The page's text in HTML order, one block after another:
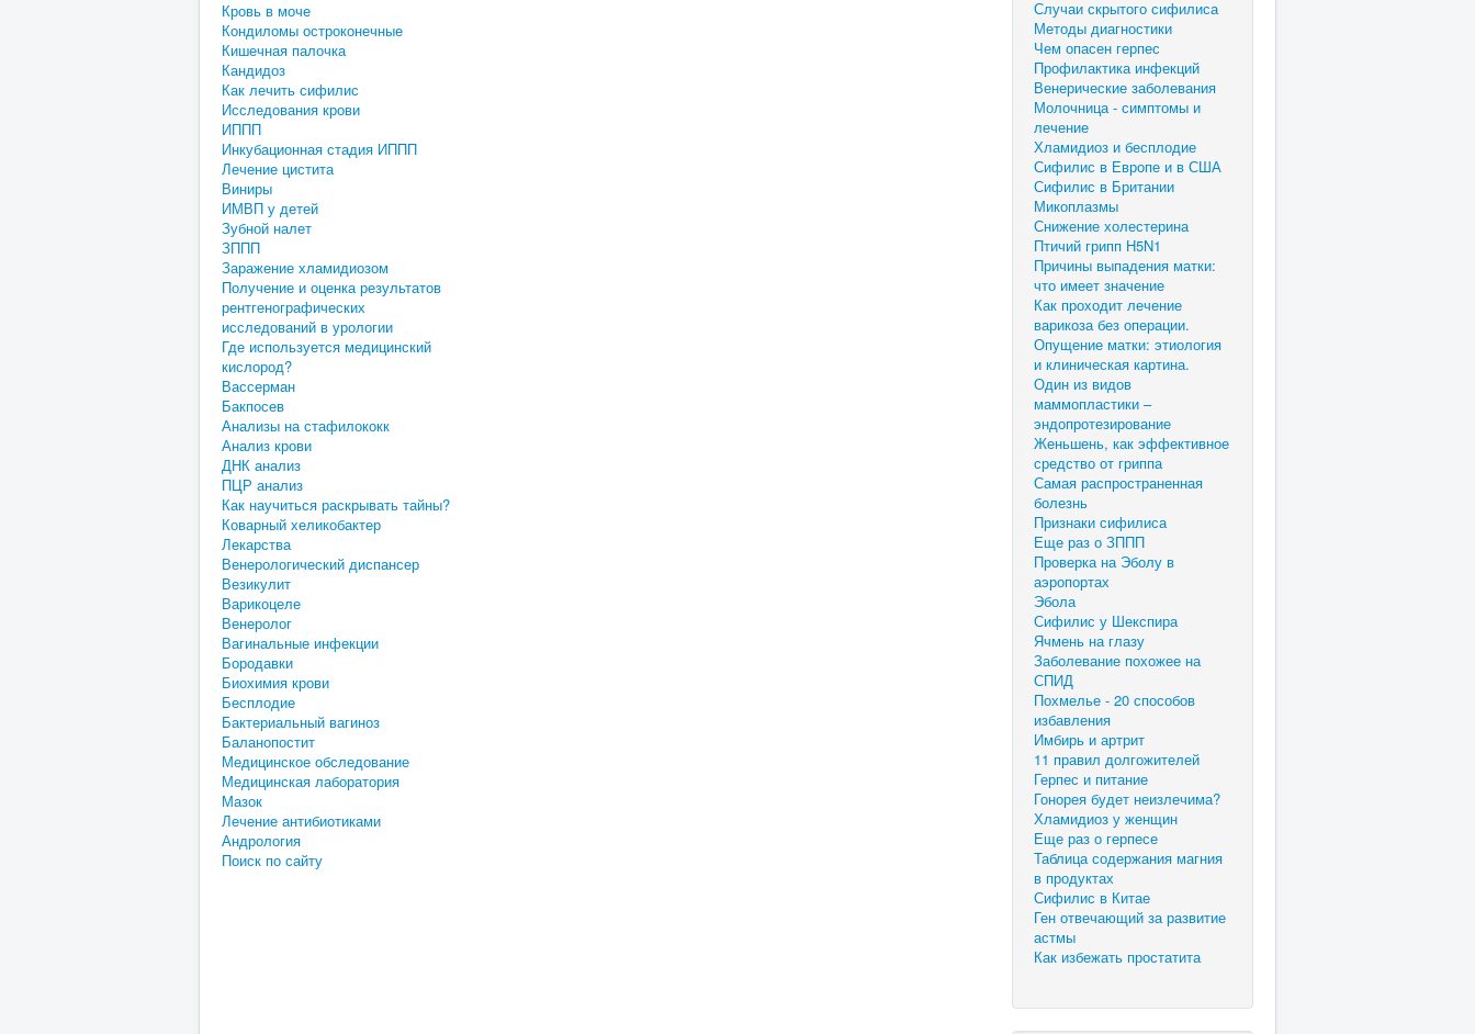
Кровь в моче
Кондиломы остроконечные
Кишечная палочка
Кандидоз
Как лечить сифилис
Исследования крови
ИППП
Инкубационная стадия ИППП
Лечение цистита
Виниры
ИМВП у детей
Зубной налет
ЗППП
Заражение хламидиозом
Получение и оценка результатов
рентгенографических
исследований в урологии
Где используется медицинский
кислород?
Вассерман
Бакпосев
Анализы на стафилококк
Анализ крови
ДНК анализ
ПЦР анализ
Как научиться раскрывать тайны?
Коварный хеликобактер
Лекарства
Венерологический диспансер
Везикулит
Варикоцеле
Венеролог
Вагинальные инфекции
Бородавки
Биохимия крови
Бесплодие
Бактериальный вагиноз
Баланопостит
Медицинское обследование
Медицинская лаборатория
Мазок
Лечение антибиотиками
Андрология
Поиск по сайту
Случаи скрытого сифилиса
Методы диагностики
Чем опасен герпес
Профилактика инфекций
Венерические заболевания
Молочница - симптомы и
лечение
Хламидиоз и бесплодие
Сифилис в Европе и в США
Сифилис в Британии
Микоплазмы
Снижение холестерина
Птичий грипп H5N1
Причины выпадения матки:
что имеет значение
Как проходит лечение
варикоза без операции.
Опущение матки: этиология
и клиническая картина.
Один из видов
маммопластики –
эндопротезирование
Женьшень, как эффективное
средство от гриппа
Самая распространенная
болезнь
Признаки сифилиса
Еще раз о ЗППП
Проверка на Эболу в
аэропортах
Эбола
Сифилис у Шекспира
Ячмень на глазу
Заболевание похожее на
СПИД
Похмелье - 20 способов
избавления
Имбирь и артрит
11 правил долгожителей
Герпес и питание
Гонорея будет неизлечима?
Хламидиоз у женщин
Еще раз о герпесе
Таблица содержания магния
в продуктах
Сифилис в Китае
Ген отвечающий за развитие
астмы
Как избежать простатита